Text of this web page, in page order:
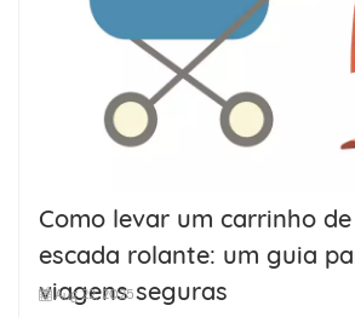
Como levar um carrinho
escada rolante: um guia
viagens seguras
Aug 22, 2025